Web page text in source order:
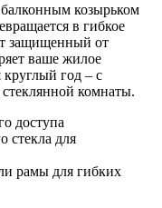
козырьком
в гибкое
защищенный от
ваше жилое
круглый год – с
комнаты.
доступа
стекла для
рамы для гибких